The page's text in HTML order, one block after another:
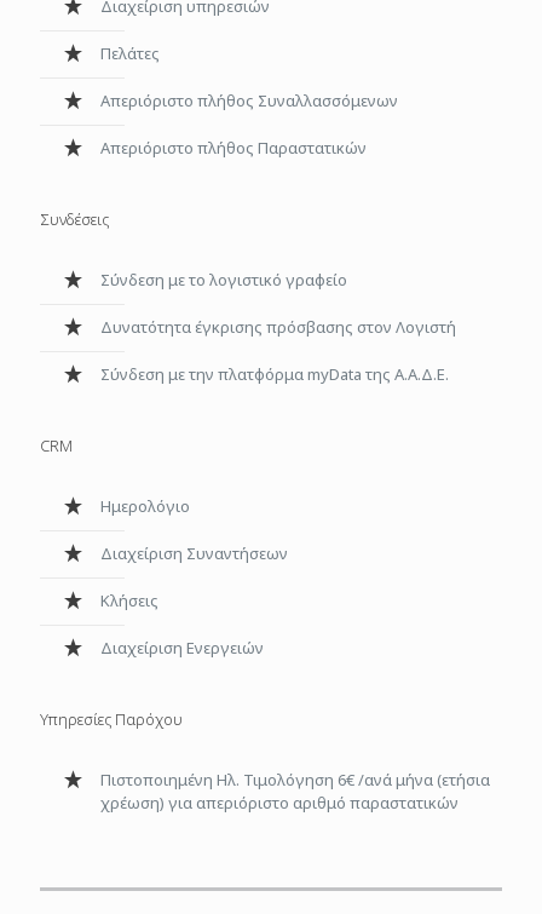
Διαχείριση υπηρεσιών
Πελάτες
Απεριόριστο πλήθος Συναλλασσόμενων
Aπεριόριστο πλήθος Παραστατικών
Συνδέσεις
Σύνδεση με το λογιστικό γραφείο
Δυνατότητα έγκρισης πρόσβασης στον Λογιστή
Σύνδεση με την πλατφόρμα myData της Α.Α.Δ.Ε.
CRM
Ημερολόγιο
Διαχείριση Συναντήσεων
Κλήσεις
Διαχείριση Ενεργειών
Υπηρεσίες Παρόχου
Πιστοποιημένη Ηλ. Τιμολόγηση 6€ /ανά μήνα (ετήσια
χρέωση) για απεριόριστο αριθμό παραστατικών